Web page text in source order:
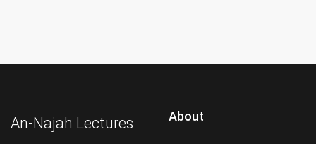
An-Najah Lectures About